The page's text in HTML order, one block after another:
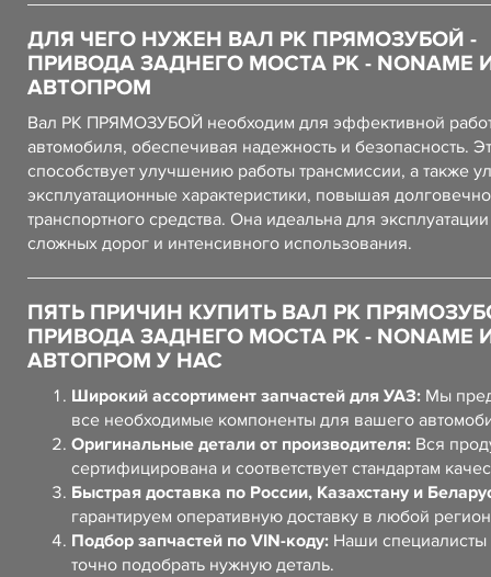
ДЛЯ ЧЕГО НУЖЕН ВАЛ РК ПРЯМОЗУБОЙ -
ПРИВОДА ЗАДНЕГО МОСТА РК - NONAME
АВТОПРОМ
Вал РК ПРЯМОЗУБОЙ необходим для эффективной
автомобиля, обеспечивая надежность и безопасность.
способствует улучшению работы трансмиссии, а также
эксплуатационные характеристики, повышая
транспортного средства. Она идеальна для
сложных дорог и интенсивного использования.
ПЯТЬ ПРИЧИН КУПИТЬ ВАЛ РК
ПРИВОДА ЗАДНЕГО МОСТА РК - NONAME
АВТОПРОМ У НАС
Широкий ассортимент запчастей для УАЗ: Мы
все необходимые компоненты для вашего
Оригинальные детали от производителя: Вся
сертифицирована и соответствует стандартам
Быстрая доставка по России, Казахстану и
гарантируем оперативную доставку в любой
Подбор запчастей по VIN-коду: Наши специалисты
точно подобрать нужную деталь.